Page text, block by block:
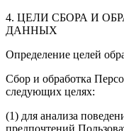
4. ЦЕЛИ СБОРА И
ДАННЫХ
Определение целей
Сбор и обработка
следующих целях:
(1) для анализа
предпочтений